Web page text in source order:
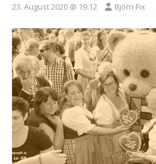
23. August 2020 @ 19:12 Björn Fix